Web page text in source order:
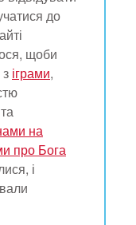
до
щоби
іграми,
на
про Бога
і